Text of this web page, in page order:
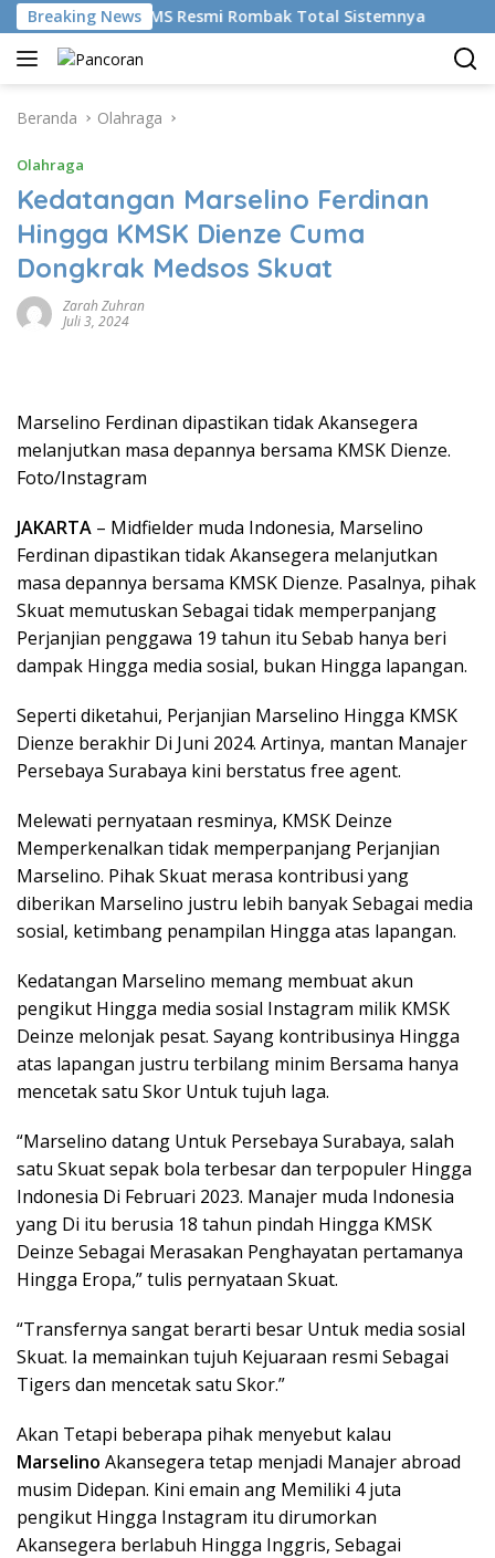
Langsung
ke
konten
Breaking News
AI, BRMS Resmi Rombak Total Sistemnya
Beranda Olahraga
Olahraga
Kedatangan Marselino Ferdinan
Hingga KMSK Dienze Cuma
Dongkrak Medsos Skuat
Zarah Zuhran
Juli 3, 2024
Marselino Ferdinan dipastikan tidak Akansegera
melanjutkan masa depannya bersama KMSK Dienze.
Foto/Instagram
JAKARTA – Midfielder muda Indonesia, Marselino
Ferdinan dipastikan tidak Akansegera melanjutkan
masa depannya bersama KMSK Dienze. Pasalnya, pihak
Skuat memutuskan Sebagai tidak memperpanjang
Perjanjian penggawa 19 tahun itu Sebab hanya beri
dampak Hingga media sosial, bukan Hingga lapangan.
Seperti diketahui, Perjanjian Marselino Hingga KMSK
Dienze berakhir Di Juni 2024. Artinya, mantan Manajer
Persebaya Surabaya kini berstatus free agent.
Melewati pernyataan resminya, KMSK Deinze
Memperkenalkan tidak memperpanjang Perjanjian
Marselino. Pihak Skuat merasa kontribusi yang
diberikan Marselino justru lebih banyak Sebagai media
sosial, ketimbang penampilan Hingga atas lapangan.
Kedatangan Marselino memang membuat akun
pengikut Hingga media sosial Instagram milik KMSK
Deinze melonjak pesat. Sayang kontribusinya Hingga
atas lapangan justru terbilang minim Bersama hanya
mencetak satu Skor Untuk tujuh laga.
“Marselino datang Untuk Persebaya Surabaya, salah
satu Skuat sepak bola terbesar dan terpopuler Hingga
Indonesia Di Februari 2023. Manajer muda Indonesia
yang Di itu berusia 18 tahun pindah Hingga KMSK
Deinze Sebagai Merasakan Penghayatan pertamanya
Hingga Eropa,” tulis pernyataan Skuat.
“Transfernya sangat berarti besar Untuk media sosial
Skuat. Ia memainkan tujuh Kejuaraan resmi Sebagai
Tigers dan mencetak satu Skor.”
Akan Tetapi beberapa pihak menyebut kalau
Marselino Akansegera tetap menjadi Manajer abroad
musim Didepan. Kini emain ang Memiliki 4 juta
pengikut Hingga Instagram itu dirumorkan
Akansegera berlabuh Hingga Inggris, Sebagai